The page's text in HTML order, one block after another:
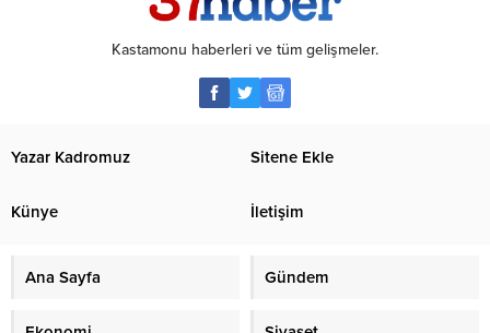
Kastamonu haberleri ve tüm gelişmeler.
Yazar Kadromuz Sitene Ekle
Künye İletişim
Ana Sayfa Gündem